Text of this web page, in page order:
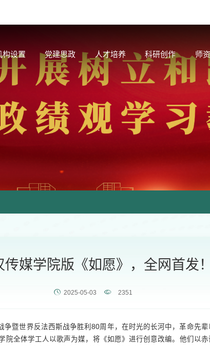
构设置 党建思政 人才培养 科研创作 师
传媒学院版《如愿》，全网首发
2025-05-03 2351
争暨世界反法西斯战争胜利80周年，在时光的长河中，革命先
院全体学工人以歌声为媒，将《如愿》进行创意改编。他们以